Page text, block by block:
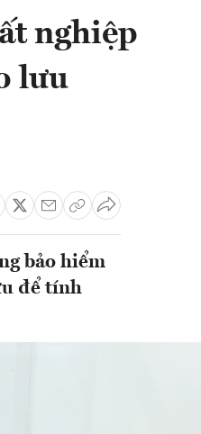
nghiệp
lưu
bảo hiểm
để tính